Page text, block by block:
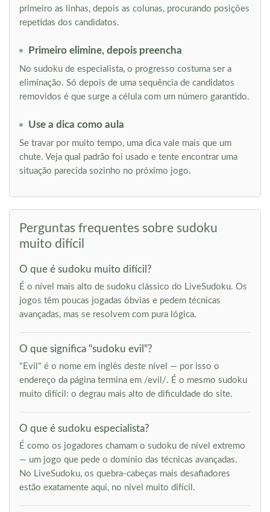
primeiro as linhas, depois as colunas, procurando posições
repetidas dos candidatos.
Primeiro elimine, depois preencha
No sudoku de especialista, o progresso costuma ser a
eliminação. Só depois de uma sequência de candidatos
removidos é que surge a célula com um número garantido.
Use a dica como aula
Se travar por muito tempo, uma dica vale mais que um
chute. Veja qual padrão foi usado e tente encontrar uma
situação parecida sozinho no próximo jogo.
Perguntas frequentes sobre sudoku
muito difícil
O que é sudoku muito difícil?
É o nível mais alto de sudoku clássico do LiveSudoku. Os
jogos têm poucas jogadas óbvias e pedem técnicas
avançadas, mas se resolvem com pura lógica.
O que significa "sudoku evil"?
"Evil" é o nome em inglês deste nível — por isso o
endereço da página termina em /evil/. É o mesmo sudoku
muito difícil: o degrau mais alto de dificuldade do site.
O que é sudoku especialista?
É como os jogadores chamam o sudoku de nível extremo
— um jogo que pede o domínio das técnicas avançadas.
No LiveSudoku, os quebra-cabeças mais desafiadores
estão exatamente aqui, no nível muito difícil.